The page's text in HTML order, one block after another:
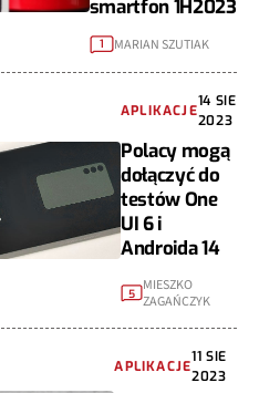
smartfon 1H2023
1 MARIAN SZUTIAK
APLIKACJE
14 SIE
2023
Polacy mogą
dołączyć do
testów One
UI 6 i
Androida 14
5 MIESZKO
ZAGAŃCZYK
APLIKACJE
11 SIE
2023